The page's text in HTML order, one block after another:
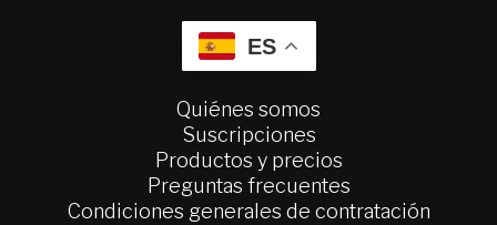
ES
Quiénes somos
Suscripciones
Productos y precios
Preguntas frecuentes
Condiciones generales de contratación